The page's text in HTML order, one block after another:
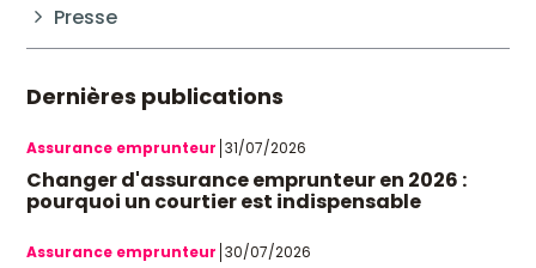
Presse
Dernières publications
Assurance emprunteur 31/07/2026
Changer d'assurance emprunteur en 2026 :
pourquoi un courtier est indispensable
Assurance emprunteur 30/07/2026